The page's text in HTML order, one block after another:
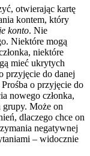
otwierając kartę
kontem, który
konto. Nie
Niektóre mogą
niektóre
mieć ukrytych
przyjęcie do danej
o przyjęcie do
nowego członka,
grupy. Może on
dlaczego chce on
negatywnej
– widocznie